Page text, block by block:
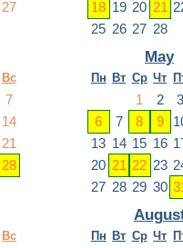
27
18 19 20 21
25 26 27 28
Вс
7
14
21
28
May
Пн Вт Ср Чт
1 2 3
6
7 8 9
13 14 15 16
20 21 22 23
27 28 29 30
Вс Пн Вт Ср Чт